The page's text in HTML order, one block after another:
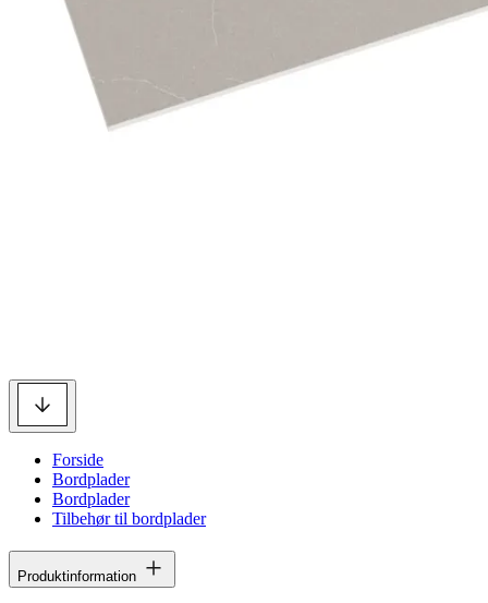
Forside
Bordplader
Bordplader
Tilbehør til bordplader
Produktinformation